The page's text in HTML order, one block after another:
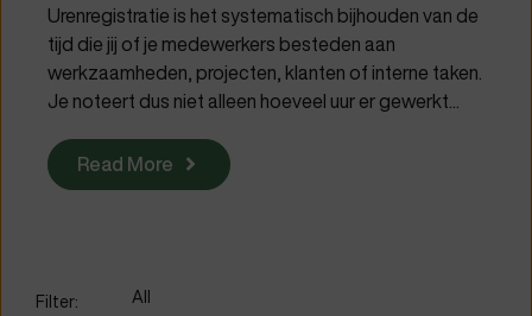
Urenregistratie is het systematisch bijhouden van de
tijd die jij of je medewerkers besteden aan
werkzaamheden, projecten, klanten of interne taken.
Je noteert dus niet alleen hoeveel uur er gewerkt...
Read More
Filter: All